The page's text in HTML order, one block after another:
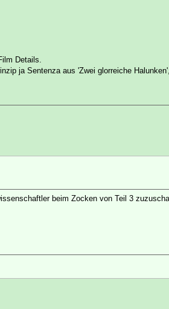
Details.
ja Sentenza aus 'Zwei glorreiche
beim Zocken von Teil 3